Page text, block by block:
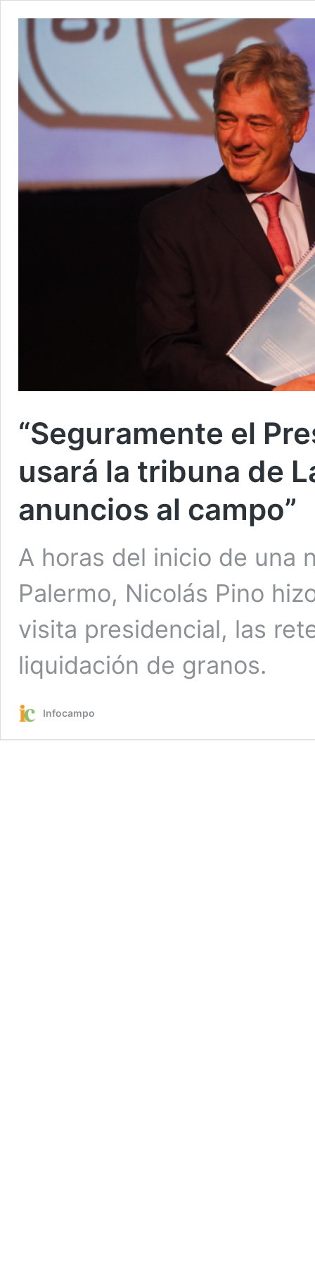
“Seguramente el
usará la tribuna de
anuncios al campo”
A horas del inicio de una
Palermo, Nicolás Pino
visita presidencial, las
liquidación de granos.
Infocampo